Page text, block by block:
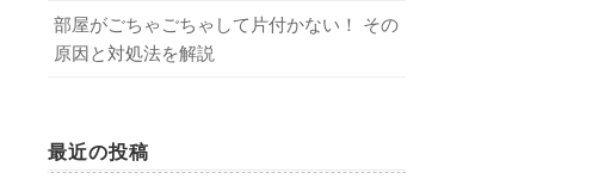
部屋がごちゃごちゃして片付かない！ その
原因と対処法を解説
最近の投稿